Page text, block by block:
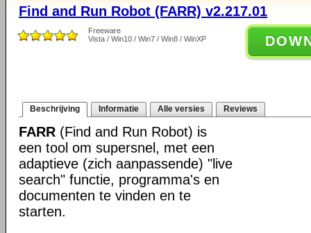
Find and Run Robot (FARR) v2.217.01
Freeware
Vista / Win10 / Win7 / Win8 / WinXP
Beschrijving Informatie Alle versies Reviews
FARR (Find and Run Robot) is
een tool om supersnel, met een
adaptieve (zich aanpassende) "live
search" functie, programma's en
documenten te vinden en te
starten.